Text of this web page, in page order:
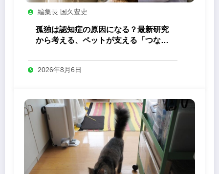
編集長 国久豊史
孤独は認知症の原因になる？最新研究
から考える、ペットが支える「つなが
2026年8月6日